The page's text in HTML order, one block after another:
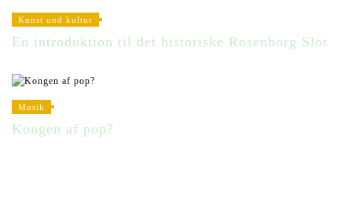
Kunst und kultur
En introduktion til det historiske Rosenborg Slot
Musik
Kongen af pop?